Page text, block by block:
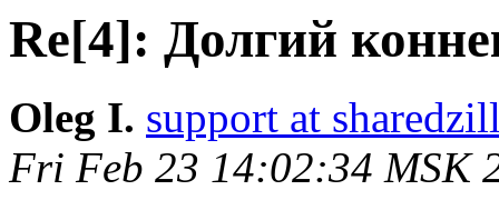
Re[4]: Долгий
Oleg I. support at
Fri Feb 23 14:02:34 MSK